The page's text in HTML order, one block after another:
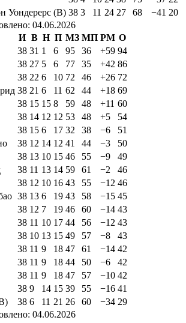
Уондерерс (В) 38 3 11 24 27 68 −41 20
04.06.2026
И В Н П МЗ МП РМ О
38 31 1 6 95 36 +59 94
38 27 5 6 77 35 +42 86
38 22 6 10 72 46 +26 72
38 21 6 11 62 44 +18 69
38 15 15 8 59 48 +11 60
38 14 12 12 53 48 +5
54
38 15 6 17 32 38 −6
51
38 12 14 12 41 44 −3
50
38 13 10 15 46 55 −9
49
38 11 13 14 59 61 −2
46
38 12 10 16 43 55 −12 46
38 13 6 19 43 58 −15 45
38 12 7 19 46 60 −14 43
38 11 10 17 44 56 −12 43
38 10 13 15 49 57 −8
43
38 11 9 18 47 61 −14 42
38 11 9 18 44 50 −6
42
38 11 9 18 47 57 −10 42
38 9 14 15 39 55 −16 41
38 6 11 21 26 60 −34 29
04.06.2026